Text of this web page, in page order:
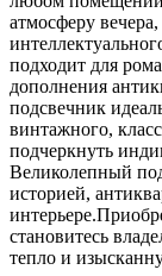
атмосферу
подходит для
дополнения
подсвечник
винтажного,
подчеркнуть
Великолепный
историей,
становитесь
тепло и